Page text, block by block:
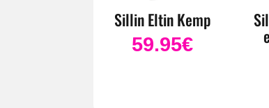
Sillin Eltin Kemp
59.95€